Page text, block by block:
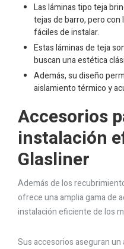
Las láminas tipo teja
tejas de barro, pero con
fáciles de instalar.
Estas láminas de teja
buscan una estética
Además, su diseño
aislamiento térmico y
Accesorios
instalación
Glasliner
Además de los
ofrece una amplia gama de
instalación eficiente de los
Sus accesorios aseguran un